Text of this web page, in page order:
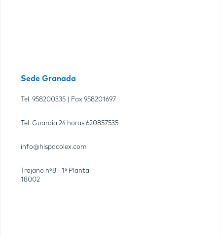
Sede Granada
Tel. 958200335 | Fax 958201697
Tel. Guardia 24 horas 620857535
info@hispacolex.com
Trajano nº8 - 1ª Planta
18002